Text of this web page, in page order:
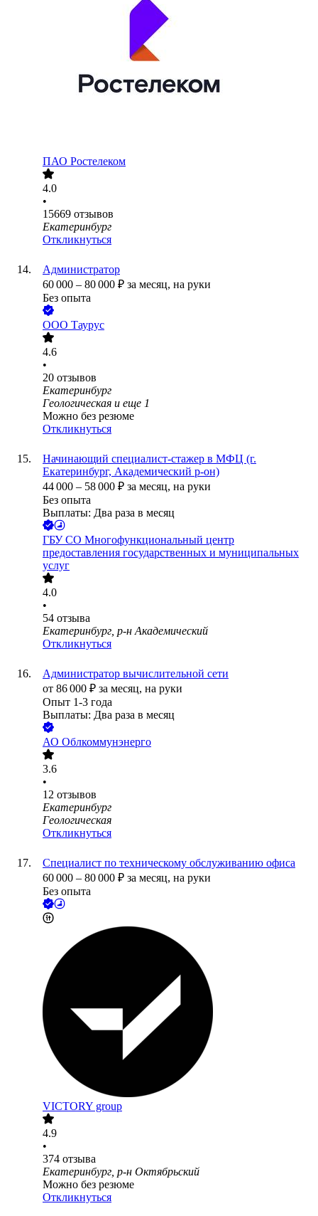
ПАО Ростелеком
4.0
•
15669 отзывов
Екатеринбург
Откликнуться
Администратор
60 000 – 80 000 ₽ за месяц, на руки
Без опыта
ООО Таурус
4.6
•
20 отзывов
Екатеринбург
Геологическая и еще 1
Можно без резюме
Откликнуться
Начинающий специалист-стажер в МФЦ (г.
Екатеринбург, Академический р-он)
44 000 – 58 000 ₽ за месяц, на руки
Без опыта
Выплаты: Два раза в месяц
ГБУ СО Многофункциональный центр
предоставления государственных и муниципальных
услуг
4.0
•
54 отзыва
Екатеринбург, р-н Академический
Откликнуться
Администратор вычислительной сети
от 86 000 ₽ за месяц, на руки
Опыт 1-3 года
Выплаты: Два раза в месяц
АО Облкоммунэнерго
3.6
•
12 отзывов
Екатеринбург
Геологическая
Откликнуться
Специалист по техническому обслуживанию офиса
60 000 – 80 000 ₽ за месяц, на руки
Без опыта
VICTORY group
4.9
•
374 отзыва
Екатеринбург, р-н Октябрьский
Можно без резюме
Откликнуться